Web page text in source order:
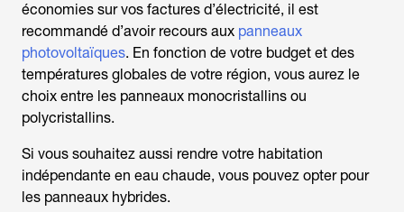
économies sur vos factures d’électricité, il est
recommandé d’avoir recours aux panneaux
photovoltaïques. En fonction de votre budget et des
températures globales de votre région, vous aurez le
choix entre les panneaux monocristallins ou
polycristallins.
Si vous souhaitez aussi rendre votre habitation
indépendante en eau chaude, vous pouvez opter pour
les panneaux hybrides.